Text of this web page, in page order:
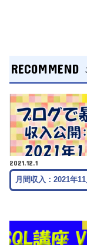
RECOMMEND
2021.12.1
月間収入：2021年11